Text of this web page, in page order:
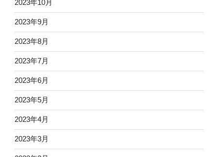
2023年10月
2023年9月
2023年8月
2023年7月
2023年6月
2023年5月
2023年4月
2023年3月